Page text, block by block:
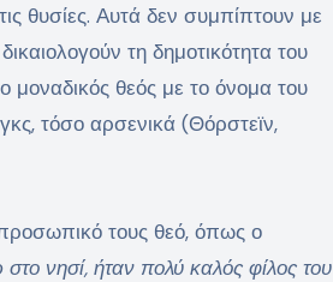
θυσίες. Αυτά δεν συμπίπτουν με
τη δημοτικότητα του
μοναδικός θεός με το όνομα του
τόσο αρσενικά (Θόρστεϊν,
τους θεό, όπως ο
νησί, ήταν πολύ καλός φίλος του